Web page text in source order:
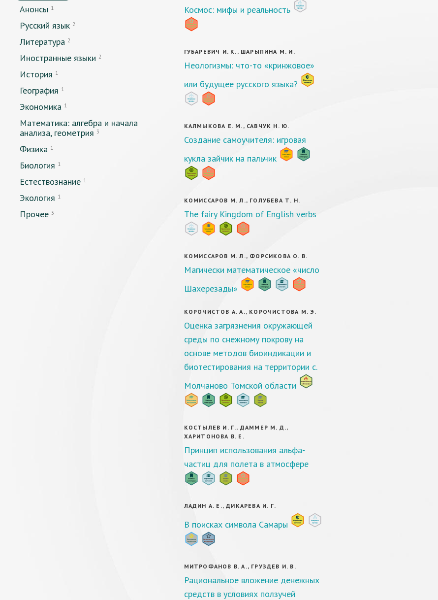
Анонсы 1
Русский язык 2
Литература 2
Иностранные языки 2
История 1
География 1
Экономика 1
Математика: алгебра и начала
анализа, геометрия 3
Физика 1
Биология 1
Естествознание 1
Экология 1
Прочее 3
Космос: мифы и реальность
ГУБАРЕВИЧ И. К., ШАРЫПИНА М. И.
Неологизмы: что-то «кринжовое»
или будущее русского языка?
КАЛМЫКОВА Е. М., САВЧУК Н. Ю.
Создание самоучителя: игровая
кукла зайчик на пальчик
КОМИССАРОВ М. Л., ГОЛУБЕВА Т. Н.
The fairy Kingdom of English verbs
КОМИССАРОВ М. Л., ФОРСИКОВА О. В.
Магически математическое «число
Шахерезады»
КОРОЧИСТОВ А. А., КОРОЧИСТОВА М. Э.
Оценка загрязнения окружающей
среды по снежному покрову на
основе методов биоиндикации и
биотестирования на территории с.
Молчаново Томской области
КОСТЫЛЕВ И. Г., ДАММЕР М. Д.,
ХАРИТОНОВА В. Е.
Принцип использования альфа-
частиц для полета в атмосфере
ЛАДИН А. Е., ДИКАРЕВА И. Г.
В поисках символа Самары
МИТРОФАНОВ В. А., ГРУЗДЕВ И. В.
Рациональное вложение денежных
средств в условиях ползучей